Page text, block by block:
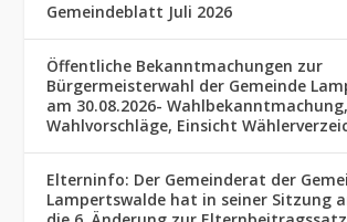
Gemeindeblatt Juli 2026
Öffentliche Bekanntmachungen zur
Bürgermeisterwahl der Gemeinde
am 30.08.2026-
Wahlvorschläge, Einsicht
Elterninfo: Der Gemeinderat der
Lampertswalde hat in seiner Sitzung